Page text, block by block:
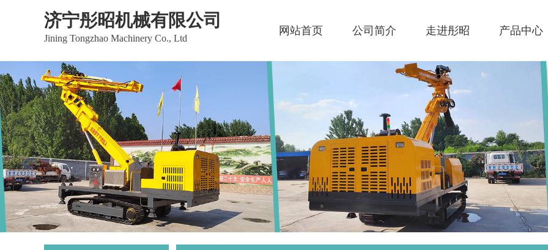
济宁彤昭机械有限公司
Jining Tongzhao Machinery Co., Ltd
网站首页 公司简介 走进彤昭 产品中心